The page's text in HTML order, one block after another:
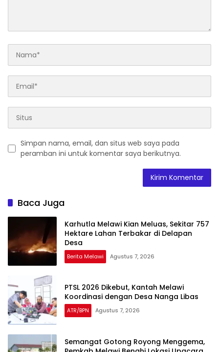
Simpan nama, email, dan situs web saya pada
peramban ini untuk komentar saya berikutnya.
Baca Juga
Karhutla Melawi Kian Meluas, Sekitar 757
Hektare Lahan Terbakar di Delapan
Desa
Berita Melawi Agustus 7, 2026
PTSL 2026 Dikebut, Kantah Melawi
Koordinasi dengan Desa Nanga Libas
ATR/BPN Agustus 7, 2026
Semangat Gotong Royong Menggema,